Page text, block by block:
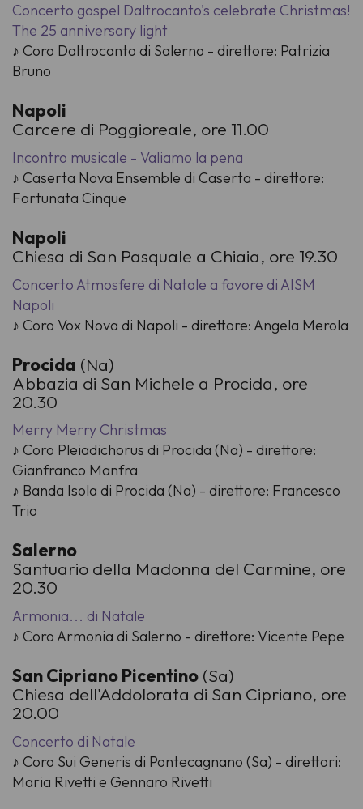
Concerto gospel Daltrocanto's celebrate Christmas!
The 25 anniversary light
♪ Coro Daltrocanto di Salerno - direttore: Patrizia
Bruno
Napoli
Carcere di Poggioreale, ore 11.00
Incontro musicale - Valiamo la pena
♪ Caserta Nova Ensemble di Caserta - direttore:
Fortunata Cinque
Napoli
Chiesa di San Pasquale a Chiaia, ore 19.30
Concerto Atmosfere di Natale a favore di AISM
Napoli
♪ Coro Vox Nova di Napoli - direttore: Angela Merola
Procida (Na)
Abbazia di San Michele a Procida, ore
20.30
Merry Merry Christmas
♪ Coro Pleiadichorus di Procida (Na) - direttore:
Gianfranco Manfra
♪ Banda Isola di Procida (Na) - direttore: Francesco
Trio
Salerno
Santuario della Madonna del Carmine, ore
20.30
Armonia... di Natale
♪ Coro Armonia di Salerno - direttore: Vicente Pepe
San Cipriano Picentino (Sa)
Chiesa dell'Addolorata di San Cipriano, ore
20.00
Concerto di Natale
♪ Coro Sui Generis di Pontecagnano (Sa) - direttori:
Maria Rivetti e Gennaro Rivetti